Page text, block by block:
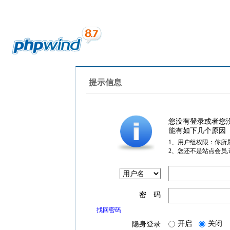
提示信息
您没有登录或者您
能有如下几个原因
1、用户组权限：你所
2、您还不是站点会员
密 码
找回密码
隐身登录 开启 关闭